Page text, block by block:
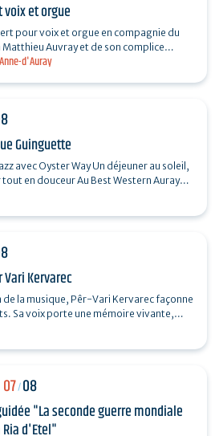
d'Auray
voix et orgue
pour voix et orgue en compagnie du
Auvray et de son complice
aux claviers, pour un moment
Guinguette
Oyster Way Un déjeuner au soleil,
Au Best Western Auray
Loch, la terrasse du restaurant La
Vari Kervarec
la musique, Pêr-Vari Kervarec façonne
Sa voix porte une mémoire vivante,
dans l’âme collective, où chaque mot…
07/08
"La seconde guerre mondiale
d'Etel"